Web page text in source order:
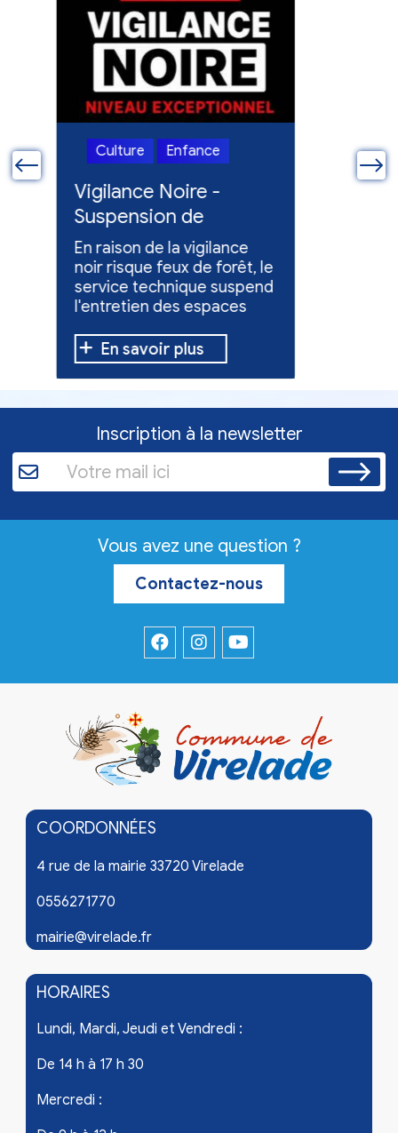
Culture Enfance
Vigilance Noire -
Suspension de
l'entretien des
espaces verts
En raison de la vigilance
noir risque feux de forêt, le
service technique suspend
l'entretien des espaces
En savoir plus
Culture
Feux
Inscription à la newsletter
Vous avez une question ?
Contactez-nous
COORDONNÉES
4 rue de la mairie 33720 Virelade
0556271770
mairie@virelade.fr
HORAIRES
Lundi, Mardi, Jeudi et Vendredi :
De 14 h à 17 h 30
Mercredi :